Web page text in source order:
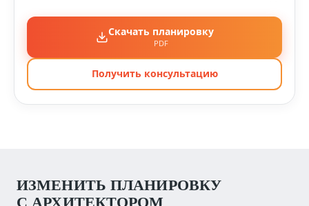
Скачать планировку
PDF
Получить консультацию
ИЗМЕНИТЬ ПЛАНИРОВКУ
С АРХИТЕКТОРОМ